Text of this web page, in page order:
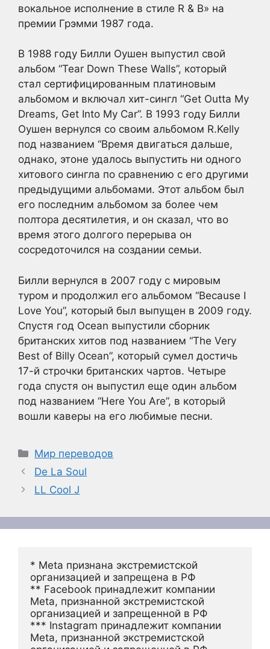
вокальное исполнение в стиле R & B» на
премии Грэмми 1987 года.
В 1988 году Билли Оушен выпустил свой
альбом “Tear Down These Walls”, который
стал сертифицированным платиновым
альбомом и включал хит-сингл “Get Outta My
Dreams, Get Into My Car”. В 1993 году Билли
Оушен вернулся со своим альбомом R.Kelly
под названием “Время двигаться дальше,
однако, этоне удалось выпустить ни одного
хитового сингла по сравнению с его другими
предыдущими альбомами. Этот альбом был
его последним альбомом за более чем
полтора десятилетия, и он сказал, что во
время этого долгого перерыва он
сосредоточился на создании семьи.
Билли вернулся в 2007 году с мировым
туром и продолжил его альбомом “Because I
Love You”, который был выпущен в 2009 году.
Спустя год Ocean выпустили сборник
британских хитов под названием “The Very
Best of Billy Ocean”, который сумел достичь
17-й строчки британских чартов. Четыре
года спустя он выпустил еще один альбом
под названием “Here You Are”, в который
вошли каверы на его любимые песни.
Рубрики
Мир переводов
De La Soul
LL Cool J
* Meta признана экстремистской
организацией и запрещена в РФ
** Facebook принадлежит компании
Meta, признанной экстремистской
организацией и запрещенной в РФ
*** Instagram принадлежит компании
Meta, признанной экстремистской